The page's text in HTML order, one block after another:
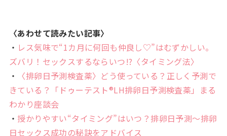
〈あわせて読みたい記事〉
・ レス気味で“1カ月に何回も仲良し♡”はむずかしい。
ズバリ！セックスするならいつ!?〈タイミング法〉
・
〈排卵日予測検査薬〉どう使っている？正しく予測で
きている？「ドゥーテスト®LH排卵日予測検査薬」まる
わかり座談会
・ 授かりやすい“タイミング”はいつ？排卵日予測～排卵
日セックス成功の秘訣をアドバイス